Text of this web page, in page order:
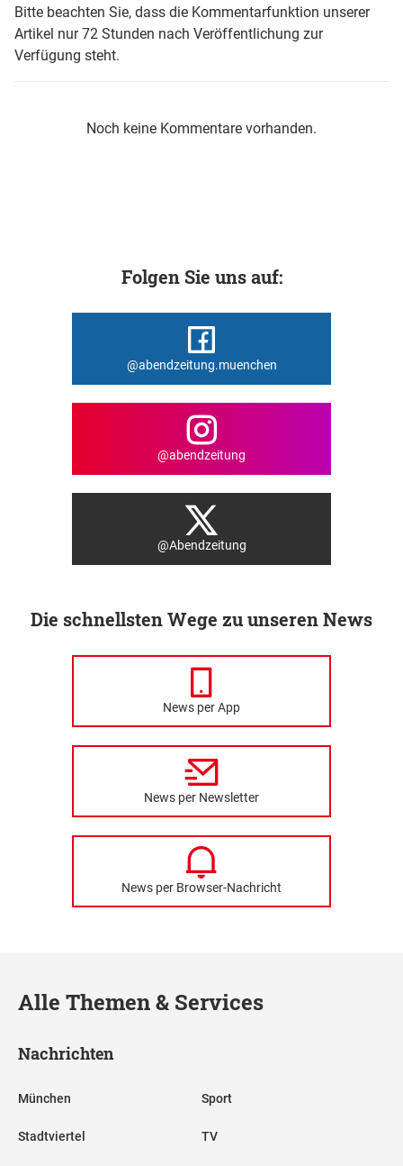
Bitte beachten Sie, dass die Kommentarfunktion unserer
Artikel nur 72 Stunden nach Veröffentlichung zur
Verfügung steht.
Noch keine Kommentare vorhanden.
Folgen Sie uns auf:
@abendzeitung.muenchen
@abendzeitung
@Abendzeitung
Die schnellsten Wege zu unseren News
News per App
News per Newsletter
News per Browser-Nachricht
Alle Themen & Services
Nachrichten
München
Stadtviertel
Sport
TV